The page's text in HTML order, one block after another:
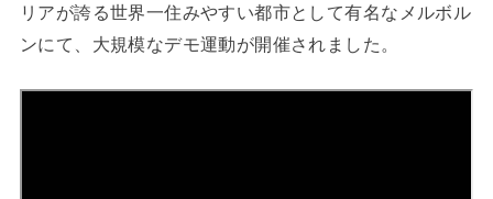
リアが誇る世界一住みやすい都市として有名なメルボル
ンにて、大規模なデモ運動が開催されました。